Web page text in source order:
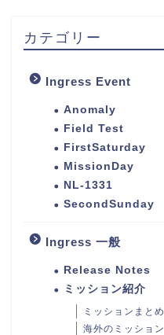
カテゴリー
Ingress Event
Anomaly
Field Test
FirstSaturday
MissionDay
NL-1331
SecondSunday
Ingress 一般
Release Notes
ミッション紹介
ミッションまとめ
海外のミッション